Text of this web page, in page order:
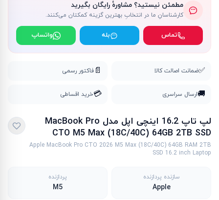
مطمئن نیستید؟ مشاورهٔ رایگان بگیرید
کارشناسانِ ما در انتخابِ بهترین گزینه کمکتان می‌کنند.
تماس بله واتساپ
✅ضمانت اصالت کالا 📄 فاکتور رسمی
🚚ارسال سراسری 💳خرید اقساطی
لپ تاپ 16.2 اینچی اپل مدل MacBook Pro
CTO M5 Max (18C/40C) 64GB 2TB SSD
Apple MacBook Pro CTO 2026 M5 Max (18C/40C) 64GB RAM 2TB
SSD 16.2 inch Laptop
سازنده پردازنده
Apple
پردازنده
M5